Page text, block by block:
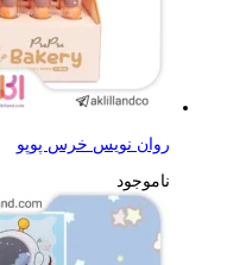
روان نویس خرس پوپو
ناموجود